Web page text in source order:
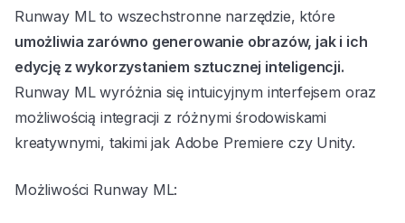
Runway ML to wszechstronne narzędzie, które
umożliwia zarówno generowanie obrazów, jak i ich
edycję z wykorzystaniem sztucznej inteligencji.
Runway ML wyróżnia się intuicyjnym interfejsem oraz
możliwością integracji z różnymi środowiskami
kreatywnymi, takimi jak Adobe Premiere czy Unity.
Możliwości Runway ML: